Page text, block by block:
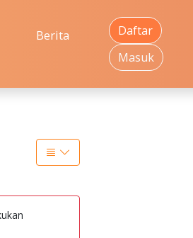
Berita
Daftar
Masuk